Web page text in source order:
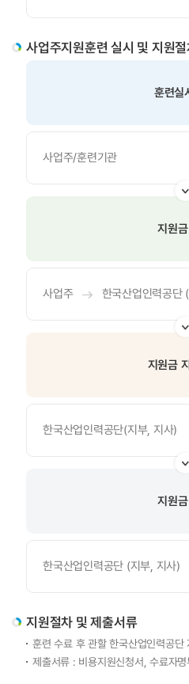
사업주지원훈련 실시 및 지원
훈련실
사업주/훈련기관
지원
사업주 한국산업인력공단
지원금
한국산업인력공단(지부, 지사)
지원
한국산업인력공단 (지부, 지사)
지원절차 및 제출서류
훈련 수료 후 관할 한국산업인력공단
제출서류 : 비용지원신청서, 수료자